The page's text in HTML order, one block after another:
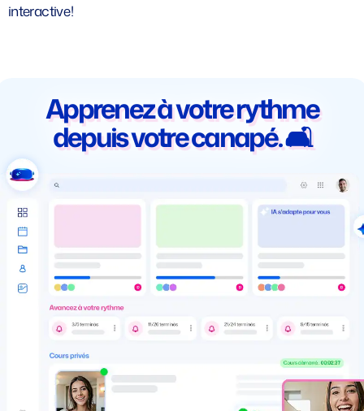
interactive !
Apprenez à votre rythme
depuis votre canapé. 🛋️